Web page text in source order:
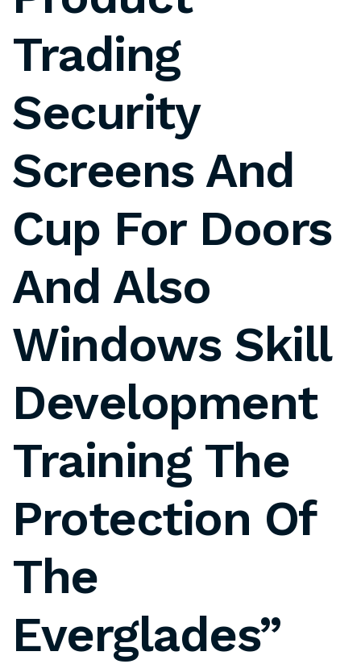
Trading
Security
Screens And
Cup For Doors
And Also
Windows Skill
Development
Training The
Protection Of
The
Everglades”